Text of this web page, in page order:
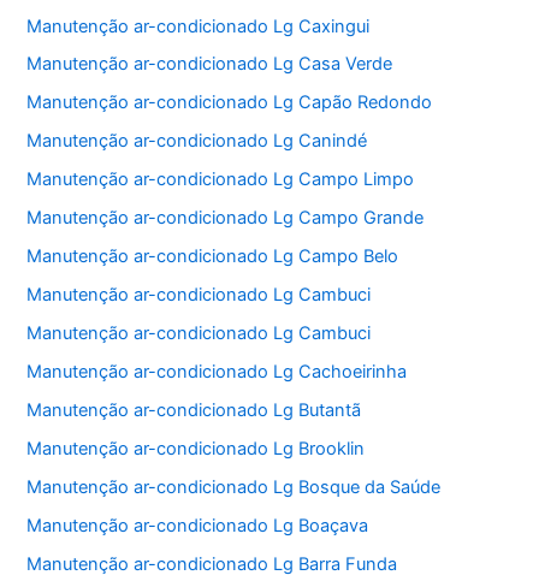
Manutenção ar-condicionado Lg Caxingui
Manutenção ar-condicionado Lg Casa Verde
Manutenção ar-condicionado Lg Capão Redondo
Manutenção ar-condicionado Lg Canindé
Manutenção ar-condicionado Lg Campo Limpo
Manutenção ar-condicionado Lg Campo Grande
Manutenção ar-condicionado Lg Campo Belo
Manutenção ar-condicionado Lg Cambuci
Manutenção ar-condicionado Lg Cambuci
Manutenção ar-condicionado Lg Cachoeirinha
Manutenção ar-condicionado Lg Butantã
Manutenção ar-condicionado Lg Brooklin
Manutenção ar-condicionado Lg Bosque da Saúde
Manutenção ar-condicionado Lg Boaçava
Manutenção ar-condicionado Lg Barra Funda